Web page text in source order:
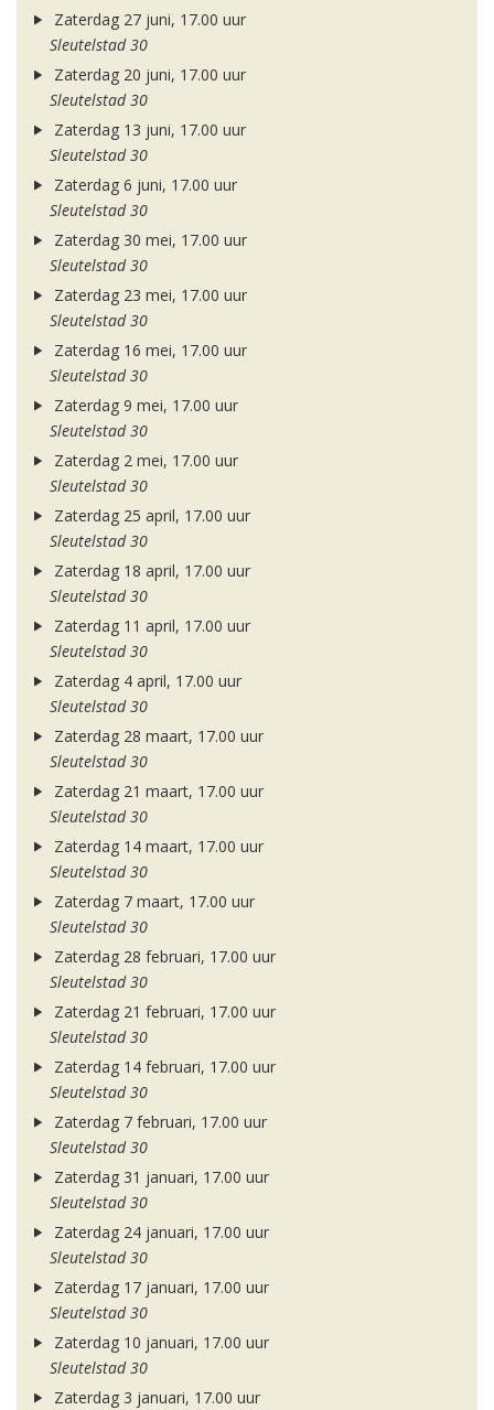
Zaterdag 27 juni, 17.00 uur
Sleutelstad 30
Zaterdag 20 juni, 17.00 uur
Sleutelstad 30
Zaterdag 13 juni, 17.00 uur
Sleutelstad 30
Zaterdag 6 juni, 17.00 uur
Sleutelstad 30
Zaterdag 30 mei, 17.00 uur
Sleutelstad 30
Zaterdag 23 mei, 17.00 uur
Sleutelstad 30
Zaterdag 16 mei, 17.00 uur
Sleutelstad 30
Zaterdag 9 mei, 17.00 uur
Sleutelstad 30
Zaterdag 2 mei, 17.00 uur
Sleutelstad 30
Zaterdag 25 april, 17.00 uur
Sleutelstad 30
Zaterdag 18 april, 17.00 uur
Sleutelstad 30
Zaterdag 11 april, 17.00 uur
Sleutelstad 30
Zaterdag 4 april, 17.00 uur
Sleutelstad 30
Zaterdag 28 maart, 17.00 uur
Sleutelstad 30
Zaterdag 21 maart, 17.00 uur
Sleutelstad 30
Zaterdag 14 maart, 17.00 uur
Sleutelstad 30
Zaterdag 7 maart, 17.00 uur
Sleutelstad 30
Zaterdag 28 februari, 17.00 uur
Sleutelstad 30
Zaterdag 21 februari, 17.00 uur
Sleutelstad 30
Zaterdag 14 februari, 17.00 uur
Sleutelstad 30
Zaterdag 7 februari, 17.00 uur
Sleutelstad 30
Zaterdag 31 januari, 17.00 uur
Sleutelstad 30
Zaterdag 24 januari, 17.00 uur
Sleutelstad 30
Zaterdag 17 januari, 17.00 uur
Sleutelstad 30
Zaterdag 10 januari, 17.00 uur
Sleutelstad 30
Zaterdag 3 januari, 17.00 uur